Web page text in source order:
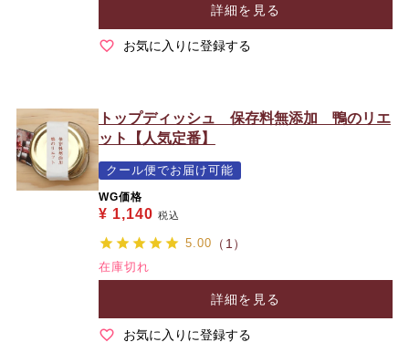
詳細を見る
お気に入りに登録する
トップディッシュ 保存料無添加 鴨のリエ
ット【人気定番】
クール便でお届け可能
WG価格
¥ 1,140 税込
5.00 （1）
在庫切れ
詳細を見る
お気に入りに登録する